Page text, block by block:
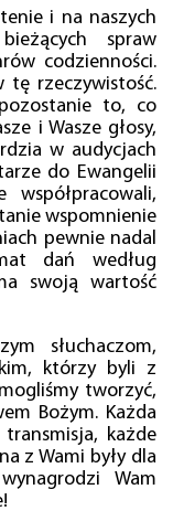
i na naszych
spraw
codzienności.
tę rzeczywistość.
to, co
i Wasze głosy,
w audycjach
do Ewangelii
wspomnienie
pewnie nadal
dań według
swoją wartość
słuchaczom,
którzy byli z
tworzyć,
Bożym. Każda
każde
z Wami były dla
Wam